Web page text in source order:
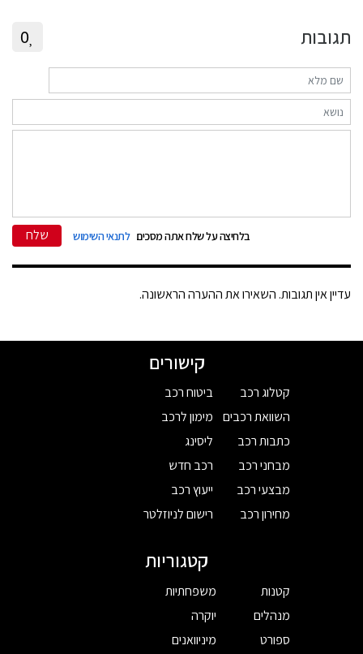
תגובות 0
בלחיצה על שלח אתה מסכים לתנאי השימוש שלח
עדיין אין תגובות. השאירו את ההערה הראשונה.
קישורים
קטלוג רכב
השוואת רכבים
כתבות רכב
מבחני רכב
מבצעי רכב
מחירון רכב
ביטוח רכב
מימון לרכב
ליסינג
רכב חדש
ייעוץ רכב
רישום לניוזלטר
קטגוריות
קטנות
מנהלים
ספורט
משפחתיות
יוקרה
מיניוואנים